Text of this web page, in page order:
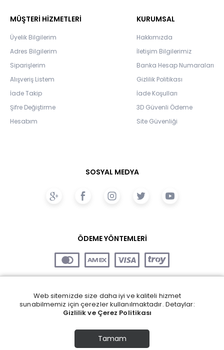
MÜŞTERİ HİZMETLERİ
Üyelik Bilgilerim
Adres Bilgilerim
Siparişlerim
Alışveriş Listem
İade Takip
Şifre Değiştirme
Hesabım
KURUMSAL
Hakkımızda
İletişim Bilgilerimiz
Banka Hesap Numaraları
Gizlilik Politikası
İade Koşulları
3D Güvenli Ödeme
Site Güvenliği
SOSYAL MEDYA
ÖDEME YÖNTEMLERİ
Web sitemizde size daha iyi ve kaliteli hizmet
sunabilmemiz için çerezler kullanılmaktadır. Detaylar:
Gizlilik ve Çerez Politikası
Tamam